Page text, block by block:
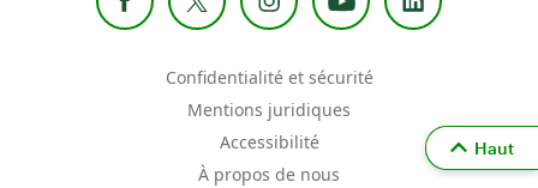
Confidentialité et sécurité
Mentions juridiques
Accessibilité
À propos de nous
Haut